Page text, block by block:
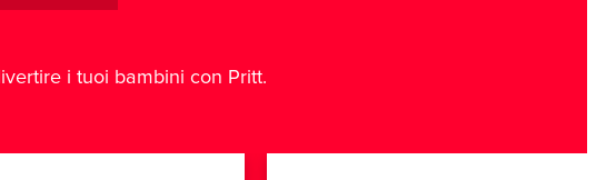
i tuoi bambini con Pritt.